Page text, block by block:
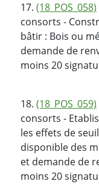
17. (18_POS_058)
consorts -
bâtir : Bois ou
demande de
moins 20
18. (18_POS_059)
consorts -
les effets de
disponible des
et demande de
moins 20